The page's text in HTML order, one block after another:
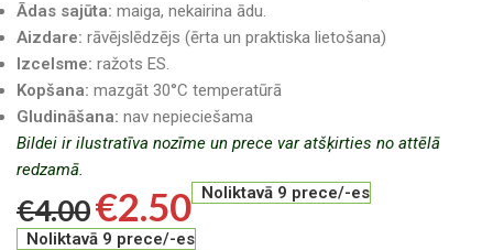
Ādas sajūta: maiga, nekairina ādu.
Aizdare: rāvējslēdzējs (ērta un praktiska lietošana)
Izcelsme: ražots ES.
Kopšana: mazgāt 30°C temperatūrā
Gludināšana: nav nepieciešama
Bildei ir ilustratīva nozīme un prece var atšķirties no attēlā
redzamā.
€4.00€2.50 Noliktavā 9 prece/-es
Noliktavā 9 prece/-es